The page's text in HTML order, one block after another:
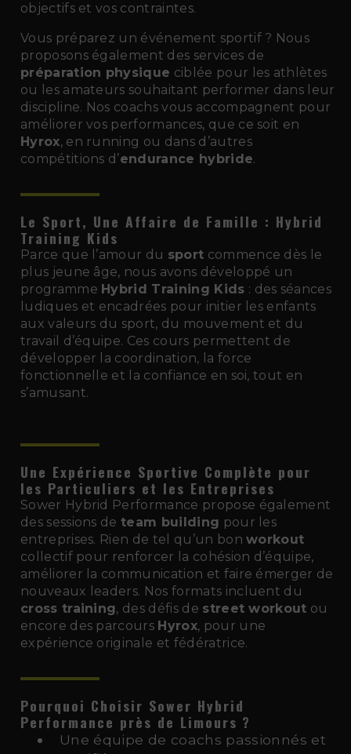
objectifs et vos contraintes.
Vous préparez un événement sportif ? Nous
proposons également des services de
préparation physique ciblée pour les athlètes
ou les amateurs souhaitant performer dans leur
discipline. Nos coachs vous accompagnent pour
améliorer vos performances, que ce soit en
Hyrox, en running ou dans d’autres
compétitions d’endurance hybride.
Le Sport, Une Affaire de Famille : Hybrid
Training Kids
Parce que l’amour du sport commence dès le
plus jeune âge, nous avons développé un
programme Hybrid Training Kids : des séances
ludiques et encadrées pour initier les enfants
aux valeurs du sport, du mouvement et du
travail d’équipe. Ces cours permettent de
développer la coordination, la force
fonctionnelle et la confiance en soi, tout en
s’amusant.
Une Expérience Sportive Complète pour
les Particuliers et les Entreprises
Sower Hybrid Performance propose également
des sessions deteam building pour les
entreprises. Rien de tel qu’un bonworkout
collectif pour renforcer la cohésion d’équipe,
améliorer la communication et faire émerger de
nouveaux leaders. Nos formats incluent du
cross training, des défis de street workout ou
encore des parcours Hyrox, pour une
expérience originale et fédératrice.
Pourquoi Choisir Sower Hybrid
Performance près de Limours ?
Une équipe de coachs passionnés et